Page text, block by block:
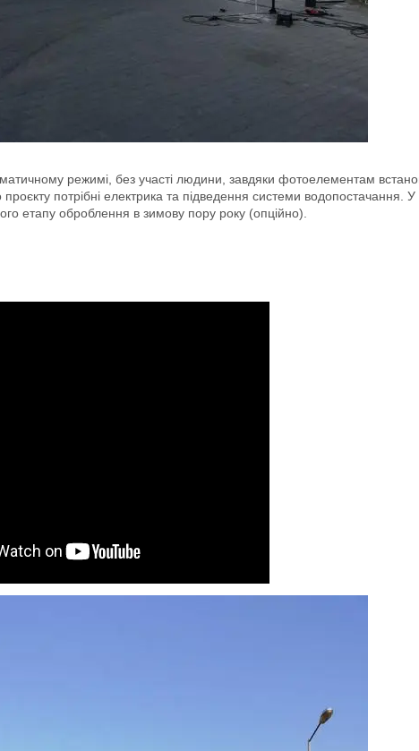
режимі, без участі людини, завдяки фотоелементам
потрібні електрика та підведення системи водопостачання.
етапу оброблення в зимову пору року (опційно).